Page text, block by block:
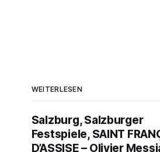
WEITERLESEN
Salzburg, Salzburger
Festspiele, SAINT
D’ASSISE – Olivier